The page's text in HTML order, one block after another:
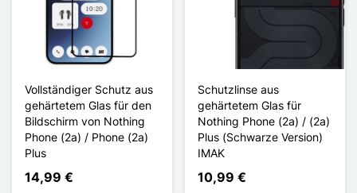
Vollständiger Schutz aus
gehärtetem Glas für den
Bildschirm von Nothing
Phone (2a) / Phone (2a)
Plus
14,99 €
Schutzlinse aus
gehärtetem Glas für
Nothing Phone (2a) / (2a)
Plus (Schwarze Version)
IMAK
10,99 €